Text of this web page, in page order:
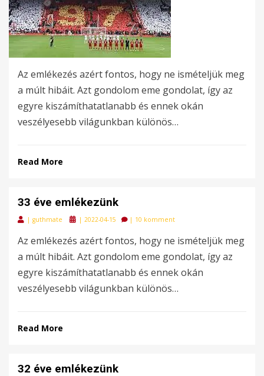
Az emlékezés azért fontos, hogy ne ismételjük meg
a múlt hibáit. Azt gondolom eme gondolat, így az
egyre kiszámíthatatlanabb és ennek okán
veszélyesebb világunkban különös…
Read More
33 éve emlékezünk
| guthmate
Posted
| 2022-04-15 | 10 komment
Az emlékezés azért fontos, hogy ne ismételjük meg
a múlt hibáit. Azt gondolom eme gondolat, így az
egyre kiszámíthatatlanabb és ennek okán
veszélyesebb világunkban különös…
Read More
32 éve emlékezünk